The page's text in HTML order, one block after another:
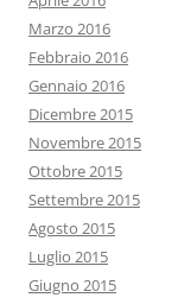
Marzo 2016
Febbraio 2016
Gennaio 2016
Dicembre 2015
Novembre 2015
Ottobre 2015
Settembre 2015
Agosto 2015
Luglio 2015
Giugno 2015